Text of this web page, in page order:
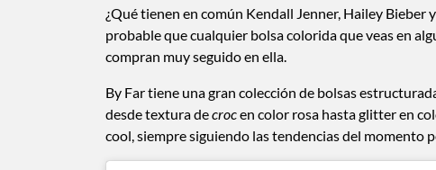
¿Qué tienen en común Kendall Jenner, Hailey Bieber
probable que cualquier bolsa colorida que veas en
compran muy seguido en ella.
By Far tiene una gran colección de bolsas
desde textura decrocen color rosa hasta glitter en
cool, siempre siguiendo las tendencias del momento